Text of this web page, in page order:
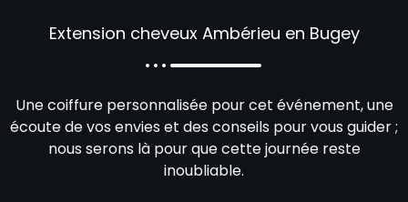
Extension cheveux Ambérieu en Bugey
Une coiffure personnalisée pour cet événement, une
écoute de vos envies et des conseils pour vous guider ;
nous serons là pour que cette journée reste
inoubliable.